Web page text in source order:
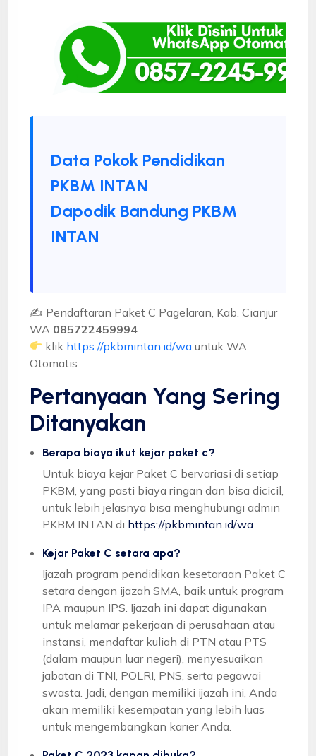
Data Pokok Pendidikan
PKBM INTAN
Dapodik Bandung PKBM
INTAN
✍ Pendaftaran Paket C Pagelaran, Kab. Cianjur
WA 085722459994
klik https://pkbmintan.id/wa untuk WA
Otomatis
Pertanyaan Yang Sering
Ditanyakan
Berapa biaya ikut kejar paket c?
Untuk biaya kejar Paket C bervariasi di setiap
PKBM, yang pasti biaya ringan dan bisa dicicil,
untuk lebih jelasnya bisa menghubungi admin
PKBM INTAN di https://pkbmintan.id/wa
Kejar Paket C setara apa?
Ijazah program pendidikan kesetaraan Paket C
setara dengan ijazah SMA, baik untuk program
IPA maupun IPS. Ijazah ini dapat digunakan
untuk melamar pekerjaan di perusahaan atau
instansi, mendaftar kuliah di PTN atau PTS
(dalam maupun luar negeri), menyesuaikan
jabatan di TNI, POLRI, PNS, serta pegawai
swasta. Jadi, dengan memiliki ijazah ini, Anda
akan memiliki kesempatan yang lebih luas
untuk mengembangkan karier Anda.